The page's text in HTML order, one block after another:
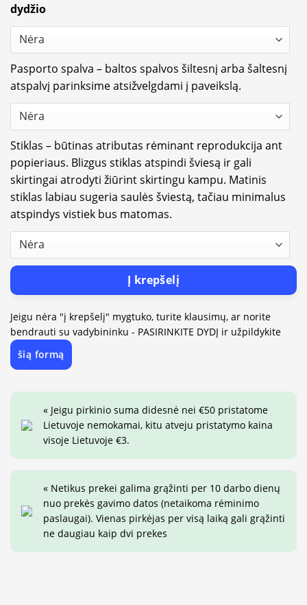
dydžio
Pasporto spalva – baltos spalvos šiltesnį arba šaltesnį
atspalvį parinksime atsižvelgdami į paveikslą.
Stiklas – būtinas atributas rėminant reprodukcija ant
popieriaus. Blizgus stiklas atspindi šviesą ir gali
skirtingai atrodyti žiūrint skirtingu kampu. Matinis
stiklas labiau sugeria saulės šviestą, tačiau minimalus
atspindys vistiek bus matomas.
Į krepšelį
Jeigu nėra "į krepšelį" mygtuko, turite klausimų, ar norite
bendrauti su vadybininku - PASIRINKITE DYDĮ ir užpildykite
šią formą
« Jeigu pirkinio suma didesnė nei €50 pristatome
Lietuvoje nemokamai, kitu atveju pristatymo kaina
visoje Lietuvoje €3.
« Netikus prekei galima grąžinti per 10 darbo dienų
nuo prekės gavimo datos (netaikoma rėminimo
paslaugai). Vienas pirkėjas per visą laiką gali grąžinti
ne daugiau kaip dvi prekes